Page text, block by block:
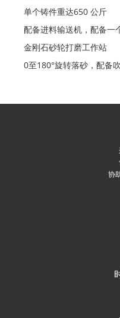
单个铸件重达650 公斤
配备进料输送机，配备一
金刚石砂轮打磨工作站
0至180°旋转落砂，配备
协